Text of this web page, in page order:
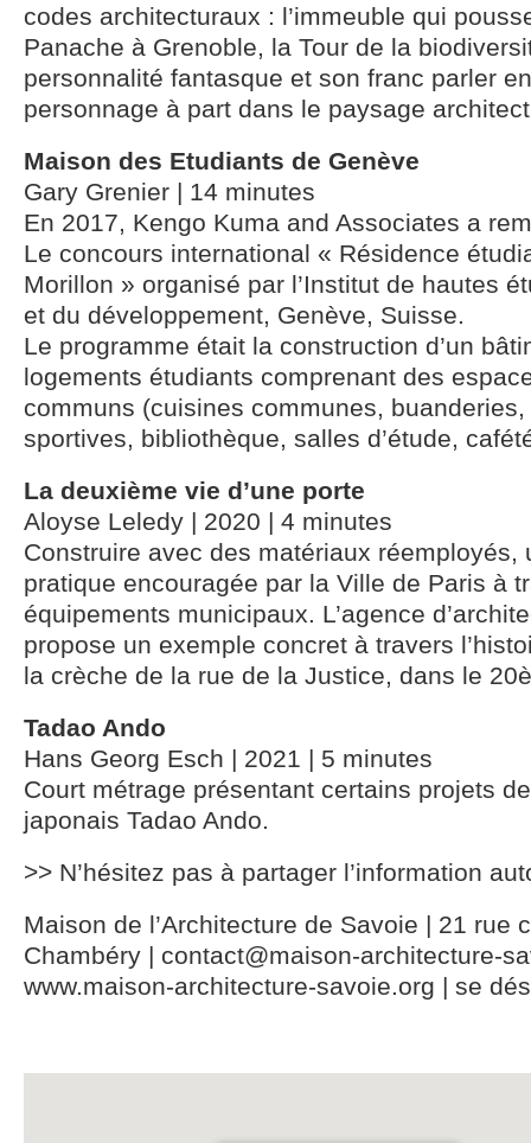
codes architecturaux : l’immeuble qui
Panache à Grenoble, la Tour de la
personnalité fantasque et son franc parler
personnage à part dans le paysage
Maison des Etudiants de Genève
Gary Grenier | 14 minutes
En 2017, Kengo Kuma and Associates a
Le concours international « Résidence
Morillon » organisé par l’Institut de hautes
et du développement, Genève, Suisse.
Le programme était la construction d’un
logements étudiants comprenant des
communs (cuisines communes,
sportives, bibliothèque, salles d’étude,
La deuxième vie d’une porte
Aloyse Leledy | 2020 | 4 minutes
Construire avec des matériaux réemployés,
pratique encouragée par la Ville de Paris à
équipements municipaux. L’agence
propose un exemple concret à travers
la crèche de la rue de la Justice, dans le
Tadao Ando
Hans Georg Esch | 2021 | 5 minutes
Court métrage présentant certains projets
japonais Tadao Ando.
>> N’hésitez pas à partager l’information
Maison de l’Architecture de Savoie | 21 rue
Chambéry | contact@maison-architecture-
www.maison-architecture-savoie.org | se